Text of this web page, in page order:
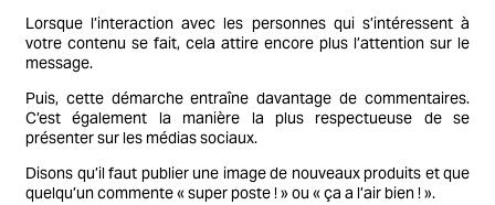
Lorsque l’interaction avec les personnes qui s’intéressent à
votre contenu se fait, cela attire encore plus l’attention sur le
message.
Puis, cette démarche entraîne davantage de commentaires.
C’est également la manière la plus respectueuse de se
présenter sur les médias sociaux.
Disons qu’il faut publier une image de nouveaux produits et que
quelqu’un commente « super poste ! » ou « ça a l’air bien ! ».